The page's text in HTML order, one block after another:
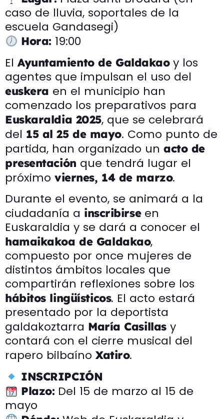
caso de lluvia, soportales de la
escuela Gandasegi)
Hora: 19:00
El Ayuntamiento de Galdakaoy los
agentes que impulsan el uso del
euskera en el municipio han
comenzado los preparativos para
Euskaraldia 2025, que se celebrará
del 15 al 25 de mayo. Como punto de
partida, han organizado un acto de
presentación que tendrá lugar el
próximo viernes, 14 de marzo.
Durante el evento, se animará a la
ciudadanía a inscribirseen
Euskaraldia y se dará a conocer el
hamaikakoa de Galdakao,
compuesto por once mujeres de
distintos ámbitos locales que
compartirán reflexiones sobre los
hábitos lingüísticos. El acto estará
presentado por la deportista
galdakoztarra María Casillasy
contará con el cierre musical del
rapero bilbaíno Xatiro.
INSCRIPCIÓN
Plazo: Del 15 de marzo al 15 de
mayo